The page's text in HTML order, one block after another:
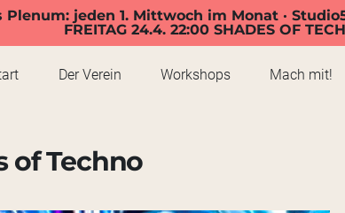
Plenum: jeden 1. Mittwoch im Monat ·
FREITAG 24.4. 22:00 SHADES OF
Der Verein Workshops Mach mit!
of Techno